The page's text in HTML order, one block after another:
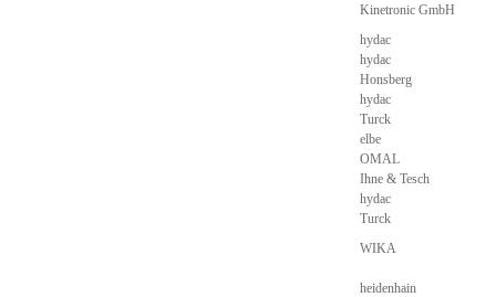
Kinetronic GmbH
hydac
hydac
Honsberg
hydac
Turck
elbe
OMAL
Ihne & Tesch
hydac
Turck
WIKA
heidenhain